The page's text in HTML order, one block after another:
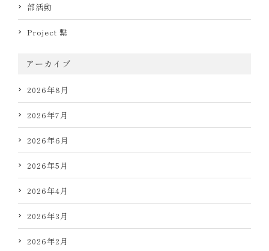
部活動
Project 繋
アーカイブ
2026年8月
2026年7月
2026年6月
2026年5月
2026年4月
2026年3月
2026年2月